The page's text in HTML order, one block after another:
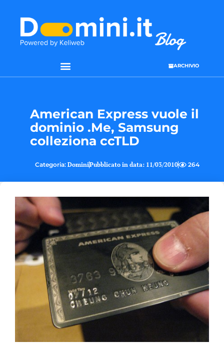
ARCHIVIO
American Express vuole il
dominio .Me, Samsung
colleziona ccTLD
Categoria: DominiPubblicato in data: 11/03/2010 264